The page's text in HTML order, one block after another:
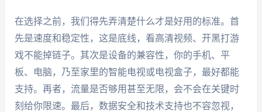
在选择之前，我们得先弄清楚什么才是好用的标准。首
先是速度和稳定性，这是底线，看高清视频、开黑打游
戏不能掉链子。其次是设备的兼容性，你的手机、平
板、电脑，乃至家里的智能电视或电视盒子，最好都能
支持。再者，流量是否够用甚至无限，会不会在关键时
刻给你限速。最后，数据安全和技术支持也不容忽视，